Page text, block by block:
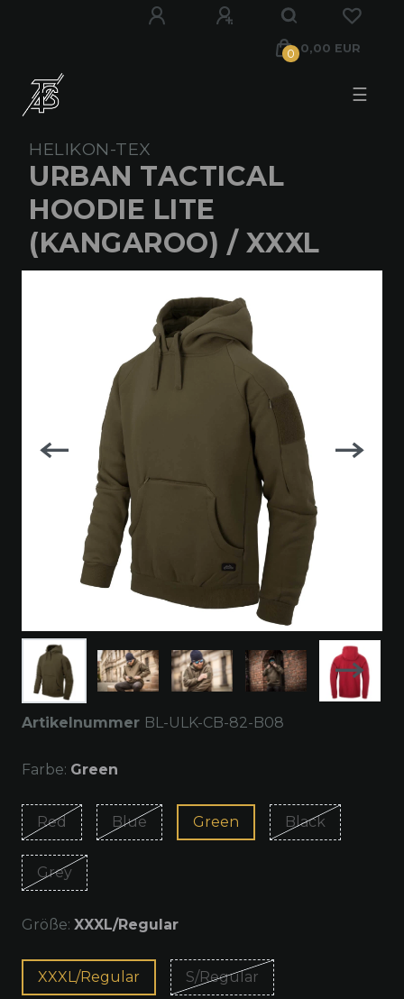
0 0,00 EUR
☰
HELIKON-TEX
URBAN TACTICAL
HOODIE LITE
(KANGAROO) / XXXL
Artikelnummer BL-ULK-CB-82-B08
Farbe: Green
Red Blue Green Black
Grey
Größe: XXXL/Regular
XXXL/Regular S/Regular